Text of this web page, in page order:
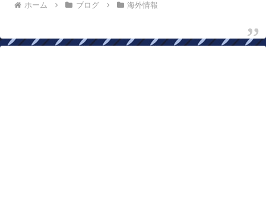
ホーム ブログ 海外情報